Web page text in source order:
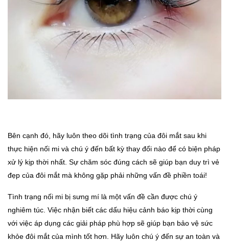
Bên cạnh đó, hãy luôn theo dõi tình trạng của đôi mắt sau khi
thực hiện nối mi và chú ý đến bất kỳ thay đổi nào để có biện pháp
xử lý kịp thời nhất. Sự chăm sóc đúng cách sẽ giúp bạn duy trì vẻ
đẹp của đôi mắt mà không gặp phải những vấn đề phiền toái!
Tình trạng nối mi bị sưng mí là một vấn đề cần được chú ý
nghiêm túc. Việc nhận biết các dấu hiệu cảnh báo kịp thời cùng
với việc áp dụng các giải pháp phù hợp sẽ giúp bạn bảo vệ sức
khỏe đôi mắt của mình tốt hơn. Hãy luôn chú ý đến sự an toàn và